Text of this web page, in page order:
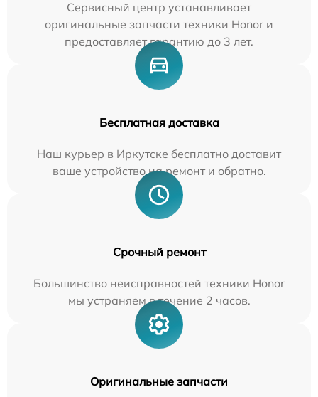
Сервисный центр устанавливает
оригинальные запчасти техники Honor и
предоставляет гарантию до 3 лет.
Бесплатная доставка
Наш курьер в Иркутске бесплатно доставит
ваше устройство на ремонт и обратно.
Срочный ремонт
Большинство неисправностей техники Honor
мы устраняем в течение 2 часов.
Оригинальные запчасти